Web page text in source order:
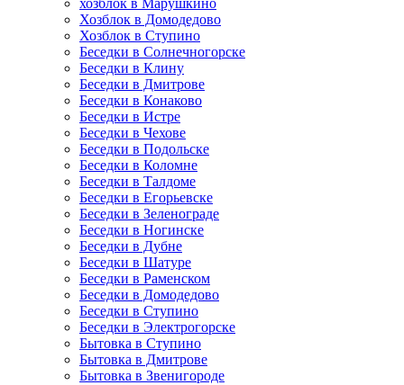
хозблок в Марушкино
Хозблок в Домодедово
Хозблок в Ступино
Беседки в Солнечногорске
Беседки в Клину
Беседки в Дмитрове
Беседки в Конаково
Беседки в Истре
Беседки в Чехове
Беседки в Подольске
Беседки в Коломне
Беседки в Талдоме
Беседки в Егорьевске
Беседки в Зеленограде
Беседки в Ногинске
Беседки в Дубне
Беседки в Шатуре
Беседки в Раменском
Беседки в Домодедово
Беседки в Ступино
Беседки в Электрогорске
Бытовка в Ступино
Бытовка в Дмитрове
Бытовка в Звенигороде